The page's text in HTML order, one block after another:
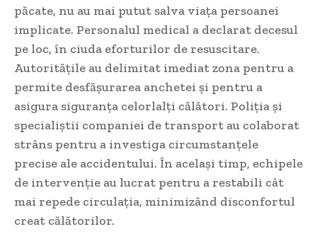
păcate, nu au mai putut salva viața persoanei
implicate. Personalul medical a declarat decesul
pe loc, în ciuda eforturilor de resuscitare.
Autoritățile au delimitat imediat zona pentru a
permite desfășurarea anchetei și pentru a
asigura siguranța celorlalți călători. Poliția și
specialiștii companiei de transport au colaborat
strâns pentru a investiga circumstanțele
precise ale accidentului. În același timp, echipele
de intervenție au lucrat pentru a restabili cât
mai repede circulația, minimizând disconfortul
creat călătorilor.